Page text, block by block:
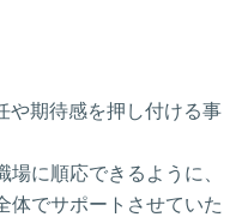
や期待感を押し付ける事
に順応できるように、
体でサポートさせていた